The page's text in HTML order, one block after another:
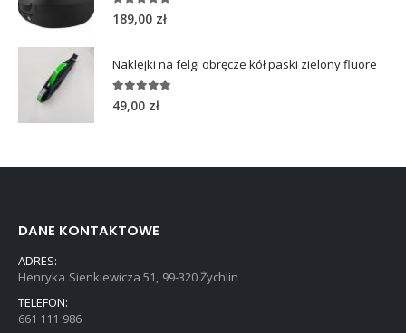
5.00out of 5
189,00 zł
Naklejki na felgi obręcze kół paski zielony fluore
5.00out of 5
49,00 zł
DANE KONTAKTOWE
ADRES:
Henryka Sienkiewicza 51, 99-320 Żychlin
TELEFON:
661 111 986